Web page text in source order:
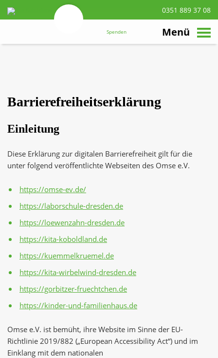
Zum
suchen 0351 889 37 08
Spenden Menü
Barrierefreiheitserklärung
Einleitung
Diese Erklärung zur digitalen Barrierefreiheit gilt für die
unter folgend veröffentlichte Webseiten des Omse e.V.
https://omse-ev.de/
https://laborschule-dresden.de
https://loewenzahn-dresden.de
https://kita-koboldland.de
https://kuemmelkruemel.de
https://kita-wirbelwind-dresden.de
https://gorbitzer-fruechtchen.de
https://kinder-und-familienhaus.de
Omse e.V. ist bemüht, ihre Website im Sinne der EU-
Richtlinie 2019/882 („European Accessibility Act“) und im
Einklang mit dem nationalen